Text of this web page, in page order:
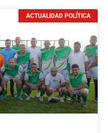
ACTUALIDAD POLÍTICA